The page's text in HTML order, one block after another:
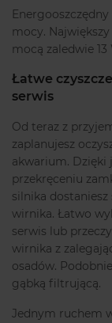
mocy.
mocą zaledwie
Łatwe
serwis
Od teraz z
zaplanujesz
akwarium. Dzięki
przekręceniu
silnika dostaniesz
wirnika. Łatwo
serwis lub
wirnika z
osadów.
gąbką filtrującą.
Jednym ruchem